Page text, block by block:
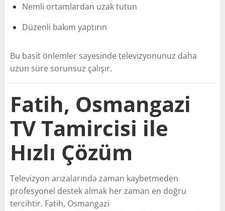
Nemli ortamlardan uzak tutun
Düzenli bakım yaptırın
Bu basit önlemler sayesinde televizyonunuz daha
uzun süre sorunsuz çalışır.
Fatih, Osmangazi
TV Tamircisi ile
Hızlı Çözüm
Televizyon arızalarında zaman kaybetmeden
profesyonel destek almak her zaman en doğru
tercihtir. Fatih, Osmangazi